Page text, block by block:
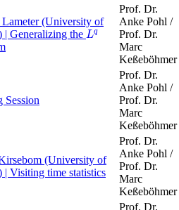
(University of
| Generalizing the Lq
Lq
Prof. Dr.
Anke Pohl /
Prof. Dr.
Marc
Keßeböhmer
Session
Prof. Dr.
Anke Pohl /
Prof. Dr.
Marc
Keßeböhmer
(University of
| Visiting time statistics
Prof. Dr.
Anke Pohl /
Prof. Dr.
Marc
Keßeböhmer
Prof. Dr.